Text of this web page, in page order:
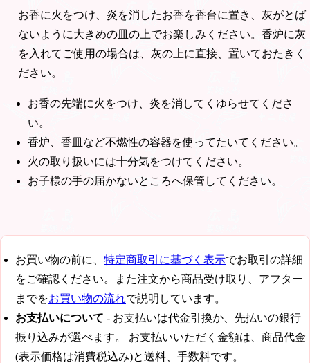
お香に火をつけ、炎を消したお香を香台に置き、灰がとば
ないように大きめの皿の上でお楽しみください。香炉に灰
を入れてご使用の場合は、灰の上に直接、置いておたきく
ださい。
お香の先端に火をつけ、炎を消してくゆらせてくださ
い。
香炉、香皿など不燃性の容器を使ってたいてください。
火の取り扱いには十分気をつけてください。
お子様の手の届かないところへ保管してください。
お買い物の前に、 特定商取引に基づく表示でお取引の詳細
をご確認ください。また注文から商品受け取り、アフター
までをお買い物の流れで説明しています。
お支払いについて - お支払いは代金引換か、先払いの銀行
振り込みが選べます。 お支払いいただく金額は、商品代金
(表示価格は消費税込み)と送料、手数料です。